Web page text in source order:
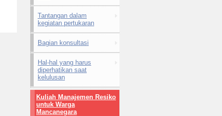
Tantangan dalam
kegiatan pertukaran
Bagian konsultasi
Hal-hal yang harus
diperhatikan saat
kelulusan
Kuliah Manajemen Resiko
untuk Warga
Mancanegara